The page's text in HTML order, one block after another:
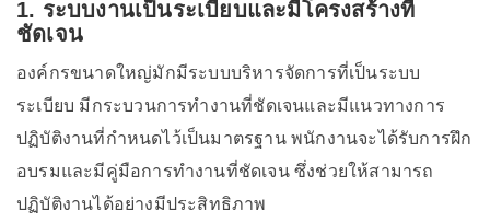
1. ระบบงานเป็นระเบียบและมีโครงสร้างที่
ชัดเจน
องค์กรขนาดใหญ่มักมีระบบบริหารจัดการที่เป็นระบบ
ระเบียบ มีกระบวนการทำงานที่ชัดเจนและมีแนวทางการ
ปฏิบัติงานที่กำหนดไว้เป็นมาตรฐาน พนักงานจะได้รับการฝึก
อบรมและมีคู่มือการทำงานที่ชัดเจน ซึ่งช่วยให้สามารถ
ปฏิบัติงานได้อย่างมีประสิทธิภาพ